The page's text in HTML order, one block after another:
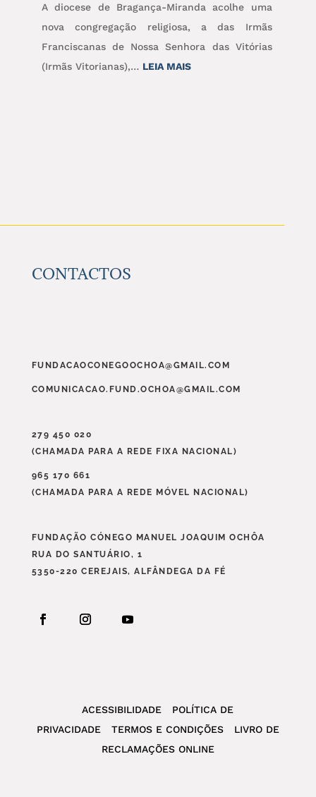
DO
IMACULADO
A diocese de Bragança-Miranda acolhe uma
nova congregação religiosa, a das Irmãs
Franciscanas de Nossa Senhora das Vitórias
(Irmãs Vitorianas),… LEIA MAIS:
NA
CONTACTOS
FUNDACAOCONEGOOCHOA@GMAIL.COM
COMUNICACAO.FUND.OCHOA@GMAIL.COM
279 450 020
(CHAMADA PARA A REDE FIXA NACIONAL)
965 170 661
(CHAMADA PARA A REDE MÓVEL NACIONAL)
FUNDAÇÃO CÓNEGO MANUEL JOAQUIM OCHÔA
RUA DO SANTUÁRIO, 1
5350-220 CEREJAIS, ALFÂNDEGA DA FÉ
ACESSIBILIDADE POLÍTICA DE
PRIVACIDADETERMOS E CONDIÇÕESLIVRO DE
RECLAMAÇÕES ONLINE